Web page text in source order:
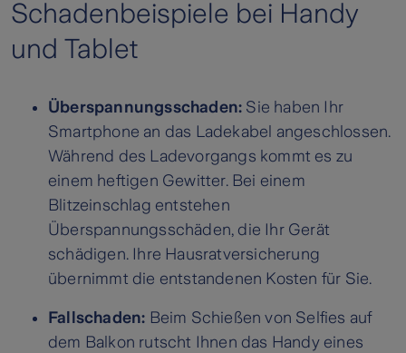
Schadenbeispiele bei Handy
und Tablet
Überspannungsschaden: Sie haben Ihr
Smartphone an das Ladekabel angeschlossen.
Während des Ladevorgangs kommt es zu
einem heftigen Gewitter. Bei einem
Blitzeinschlag entstehen
Überspannungsschäden, die Ihr Gerät
schädigen. Ihre Hausratversicherung
übernimmt die entstandenen Kosten für Sie.
Fallschaden: Beim Schießen von Selfies auf
dem Balkon rutscht Ihnen das Handy eines